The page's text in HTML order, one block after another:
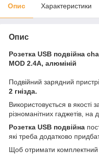
Опис Характеристики
Опис
Розетка USB подвійна
MOD 2.4A, алюміній
Подвійний зарядний
2 гнізда.
Використовується в якості
різноманітних гаджетів, на
Розетка USB подвійна
які треба додатково
Щоб отримати комплектний